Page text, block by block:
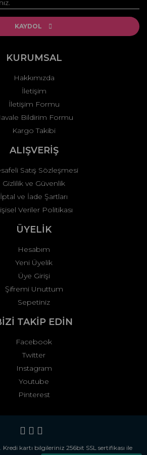
bozuk veya görüntülenemiyor.
eksik bilgiler bulunuyor.
daha pahalı.
Gönder
KAYDOL
KURUMSAL
Hakkımızda
İletişim
İletişim Formu
Bildirim Formu
Kargo Takibi
ALIŞVERİŞ
Satış Sözleşmesi
Gizlilik ve Güvenlik
İptal ve İade Şartları
Veriler Politikası
ÜYELİK
Hesabım
Yeni Üyelik
Üye Girişi
Şifremi Unuttum
Sepetiniz
TAKİP EDİN
Facebook
Twitter
Instagram
Youtube
Pinterest
Kredi kartı bilgileriniz 256bit SSL sertifikası ile